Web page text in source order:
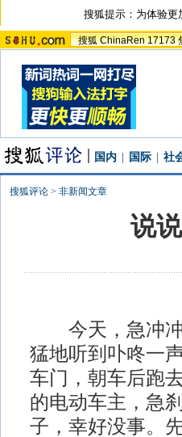
搜狐提示：为体验更
搜狐 ChinaRen 17173
国内 国际 社
搜狐评论 > 非新闻文章
说
今天，急冲冲
猛地听到卟咚一
车门，朝车后跑
的电动车主，急
子，幸好没事。